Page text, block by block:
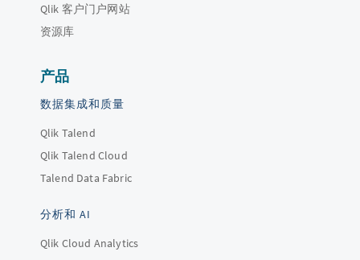
Qlik 客户门户网站
资源库
产品
数据集成和质量
Qlik Talend
Qlik Talend Cloud
Talend Data Fabric
分析和 AI
Qlik Cloud Analytics